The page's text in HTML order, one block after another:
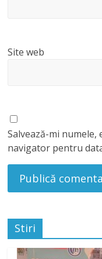
Site web
Salvează-mi
navigator pentru
Stiri